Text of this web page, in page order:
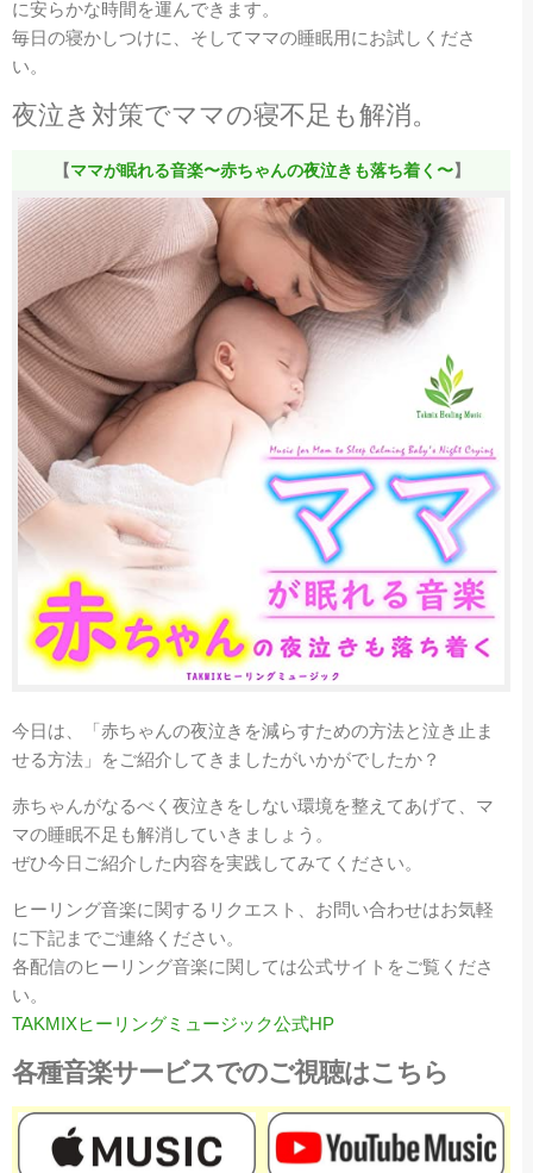
に安らかな時間を運んできます。
毎日の寝かしつけに、そしてママの睡眠用にお試しくださ
い。
夜泣き対策でママの寝不足も解消。
【ママが眠れる音楽〜赤ちゃんの夜泣きも落ち着く〜】
今日は、「赤ちゃんの夜泣きを減らすための方法と泣き止ま
せる方法 」をご紹介してきましたがいかがでしたか？
赤ちゃんがなるべく夜泣きをしない環境を整えてあげて、マ
マの睡眠不足も解消していきましょう。
ぜひ今日ご紹介した内容を実践してみてください。
ヒーリング音楽に関するリクエスト、お問い合わせはお気軽
に下記までご連絡ください。
各配信のヒーリング音楽に関しては公式サイトをご覧くださ
い。
TAKMIXヒーリングミュージック公式HP
各種音楽サービスでのご視聴はこちら